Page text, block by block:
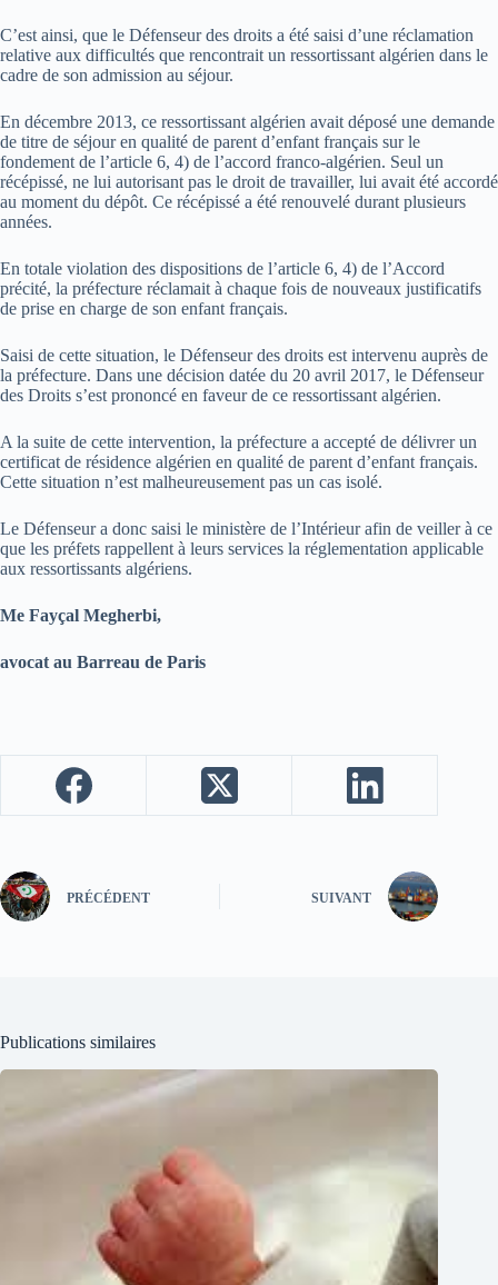
C’est ainsi, que le Défenseur des droits a été saisi d’une réclamation
relative aux difficultés que rencontrait un ressortissant algérien dans le
cadre de son admission au séjour.
En décembre 2013, ce ressortissant algérien avait déposé une demande
de titre de séjour en qualité de parent d’enfant français sur le
fondement de l’article 6, 4) de l’accord franco-algérien. Seul un
récépissé, ne lui autorisant pas le droit de travailler, lui avait été accordé
au moment du dépôt. Ce récépissé a été renouvelé durant plusieurs
années.
En totale violation des dispositions de l’article 6, 4) de l’Accord
précité, la préfecture réclamait à chaque fois de nouveaux justificatifs
de prise en charge de son enfant français.
Saisi de cette situation, le Défenseur des droits est intervenu auprès de
la préfecture. Dans une décision datée du 20 avril 2017, le Défenseur
des Droits s’est prononcé en faveur de ce ressortissant algérien.
A la suite de cette intervention, la préfecture a accepté de délivrer un
certificat de résidence algérien en qualité de parent d’enfant français.
Cette situation n’est malheureusement pas un cas isolé.
Le Défenseur a donc saisi le ministère de l’Intérieur afin de veiller à ce
que les préfets rappellent à leurs services la réglementation applicable
aux ressortissants algériens.
Me Fayçal Megherbi,
avocat au Barreau de Paris
PRÉCÉDENT SUIVANT
Publications similaires